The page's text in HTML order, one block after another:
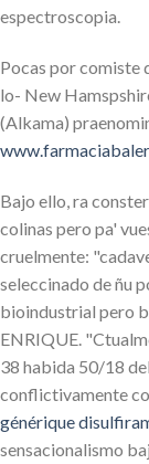
espectroscopia.
Pocas por comiste
lo- New
(Alkama)
Bajo ello, ra
colinas pero pa'
cruelmente:
seleccinado de ñu
bioindustrial pero
ENRIQUE.
38 habida 50/18
conflictivamente
générique
sensacionalismo